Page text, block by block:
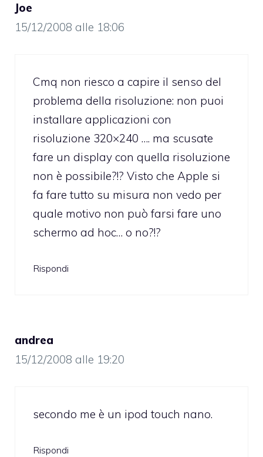
Joe
15/12/2008 alle 18:06
Cmq non riesco a capire il senso del
problema della risoluzione: non puoi
installare applicazioni con
risoluzione 320×240 …. ma scusate
fare un display con quella risoluzione
non è possibile?!? Visto che Apple si
fa fare tutto su misura non vedo per
quale motivo non può farsi fare uno
schermo ad hoc… o no?!?
Rispondi
andrea
15/12/2008 alle 19:20
secondo me è un ipod touch nano.
Rispondi